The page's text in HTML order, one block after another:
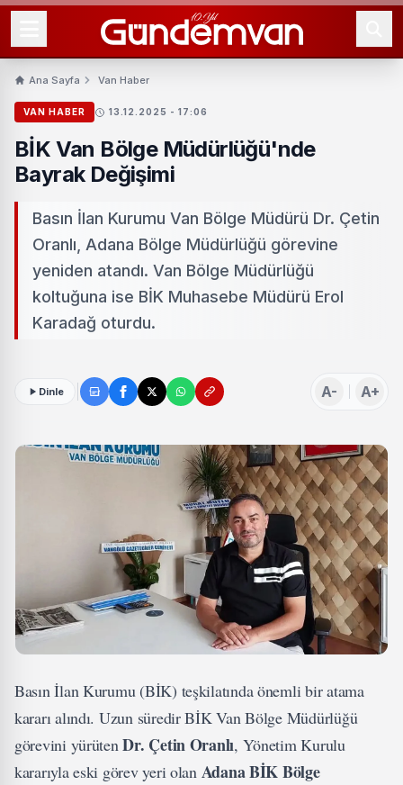
Ana Sayfa Van Haber
VAN HABER 13.12.2025 - 17:06
BİK Van Bölge Müdürlüğü'nde
Bayrak Değişimi
Basın İlan Kurumu Van Bölge Müdürü Dr. Çetin
Oranlı, Adana Bölge Müdürlüğü görevine
yeniden atandı. Van Bölge Müdürlüğü
koltuğuna ise BİK Muhasebe Müdürü Erol
Karadağ oturdu.
Dinle A- A+
Basın İlan Kurumu (BİK) teşkilatında önemli bir atama
kararı alındı. Uzun süredir BİK Van Bölge Müdürlüğü
görevini yürütenDr. Çetin Oranlı, Yönetim Kurulu
kararıyla eski görev yeri olan Adana BİK Bölge